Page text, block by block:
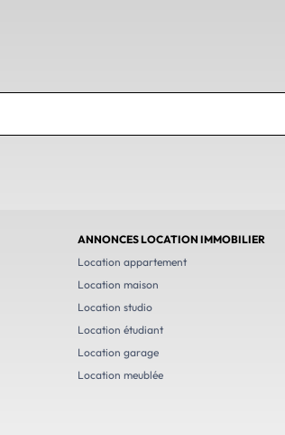
ANNONCES LOCATION IMMOBILIER
Location appartement
Location maison
Location studio
Location étudiant
Location garage
Location meublée